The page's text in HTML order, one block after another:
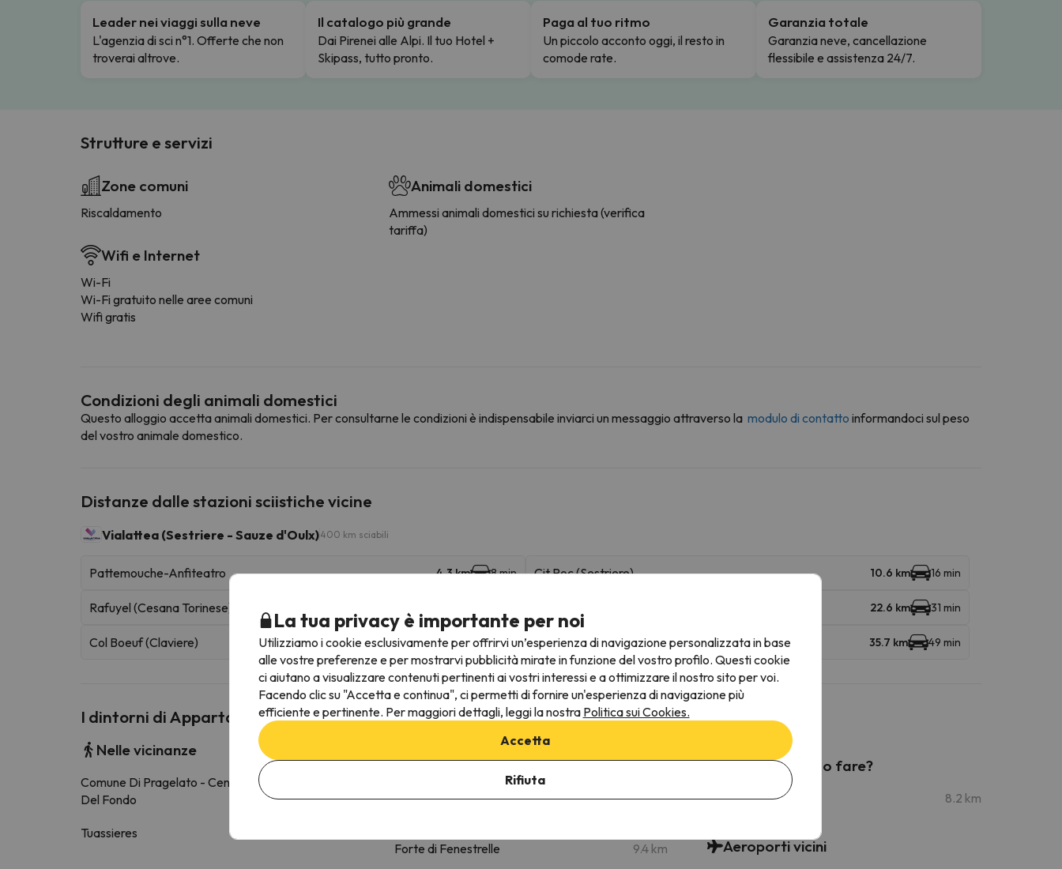
Leader nei viaggi sulla neve
L'agenzia di sci n°1. Offerte che non
troverai altrove.
Il catalogo più grande
Dai Pirenei alle Alpi. Il tuo Hotel +
Skipass, tutto pronto.
Paga al tuo ritmo
Un piccolo acconto oggi, il resto in
comode rate.
Garanzia totale
Garanzia neve, cancellazione
flessibile e assistenza 24/7.
Strutture e servizi
Zone comuni
Riscaldamento
Wifi e Internet
Wi-Fi
Wi-Fi gratuito nelle aree comuni
Wifi gratis
Animali domestici
Ammessi animali domestici su richiesta (verifica
tariffa)
Condizioni degli animali domestici
Questo alloggio accetta animali domestici. Per consultarne le condizioni è indispensabile inviarci un messaggio attraverso la modulo di contatto informandoci sul peso
del vostro animale domestico.
Distanze dalle stazioni sciistiche vicine
Vialattea (Sestriere - Sauze d'Oulx)400 km sciabili
Pattemouche-Anfiteatro 4.3 km 8 min Cit Roc (Sestriere) 10.6 km 16 min
Rafuyel (Cesana Torinese) 22.6 km 31 min
Col Boeuf (Claviere) 29.1 km 41 min Clotes (Sauze d'Oulx) 35.7 km 49 min
I dintorni di Appartamento Dal Maestro Serafino
Nelle vicinanze
Comune Di Pragelato - Centro Olimpico
Del Fondo
Tuassieres
Luoghi di interesse
Diga Del Chisonetto (mt. 2210)
Forte di Fenestrelle 9.4 km
Cos'altro posso fare?
Jolly Market 8.2 km
Aeroporti vicini
La tua privacy è importante per noi
Utilizziamo i cookie esclusivamente per offrirvi un’esperienza di navigazione personalizzata in base
alle vostre preferenze e per mostrarvi pubblicità mirate in funzione del vostro profilo. Questi cookie
ci aiutano a visualizzare contenuti pertinenti ai vostri interessi e a ottimizzare il nostro sito per voi.
Facendo clic su "Accetta e continua", ci permetti di fornire un'esperienza di navigazione più
efficiente e pertinente. Per maggiori dettagli, leggi la nostra Politica sui Cookies.
Accetta
Rifiuta